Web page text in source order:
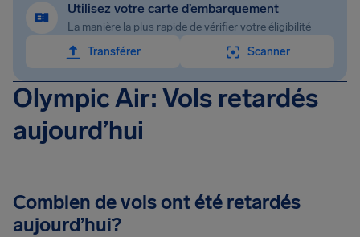
Utilisez votre carte d’embarquement
La manière la plus rapide de vérifier votre éligibilité
Transférer
Scanner
Olympic Air: Vols retardés
aujourd’hui
Combien de vols ont été retardés
aujourd’hui?